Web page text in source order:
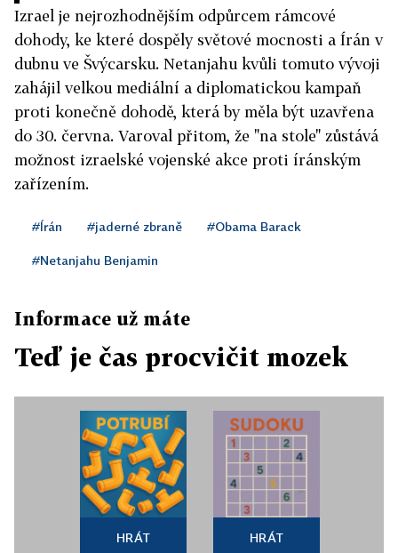
Izrael je nejrozhodnějším odpůrcem rámcové
dohody, ke které dospěly světové mocnosti a Írán v
dubnu ve Švýcarsku. Netanjahu kvůli tomuto vývoji
zahájil velkou mediální a diplomatickou kampaň
proti konečně dohodě, která by měla být uzavřena
do 30. června. Varoval přitom, že "na stole" zůstává
možnost izraelské vojenské akce proti íránským
zařízením.
#Írán #jaderné zbraně #Obama Barack
#Netanjahu Benjamin
Informace už máte
Teď je čas procvičit mozek
HRÁT HRÁT